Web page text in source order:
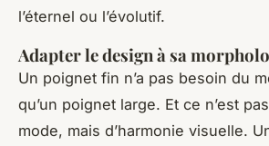
l’éternel ou l’évolutif.
Adapter le design à sa
Un poignet fin n’a pas besoin du
qu’un poignet large. Et ce n’est
mode, mais d’harmonie visuelle.